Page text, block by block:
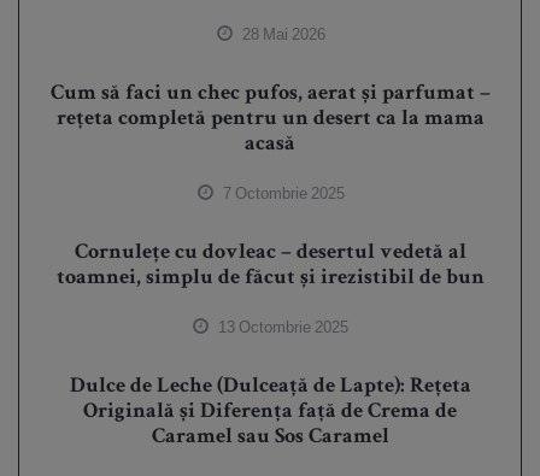
28 Mai 2026
Cum să faci un chec pufos, aerat și parfumat –
rețeta completă pentru un desert ca la mama
acasă
7 Octombrie 2025
Cornulețe cu dovleac – desertul vedetă al
toamnei, simplu de făcut și irezistibil de bun
13 Octombrie 2025
Dulce de Leche (Dulceață de Lapte): Rețeta
Originală și Diferența față de Crema de
Caramel sau Sos Caramel